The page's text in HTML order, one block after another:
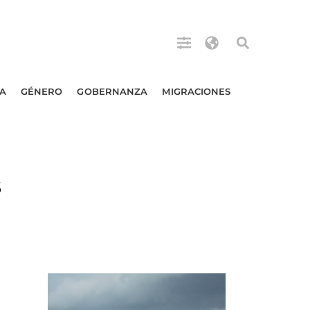
GÉNERO GOBERNANZA MIGRACIONES